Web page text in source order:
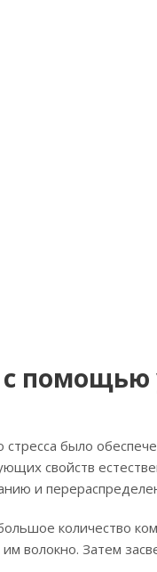
помощью
было
свойств
и
количество
волокно. Затем